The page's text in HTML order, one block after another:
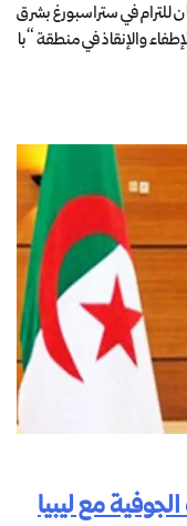
عربتان للترام في ستراسبورغ بشرق
والإنقاذ في منطقة “با
مع ليبيا